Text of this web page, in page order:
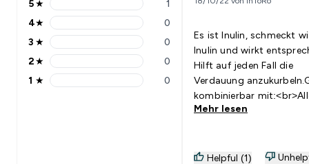
5 stars rating 1 reviews
5★ 1
4 stars rating 0 reviews
4★ 0
3 stars rating 0 reviews
3 ★ 0
2 stars rating 0 reviews
2★ 0
1 stars rating 0 reviews
1 ★ 0
Es ist Inulin, schmeckt
Inulin und wirkt
Hilft auf jeden Fall die
Verdauung
kombinierbar
was einen Hauch süßes
Mehr lesen
Helpful (1)